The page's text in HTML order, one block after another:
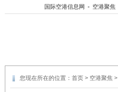
国际空港信息网 - 空港聚焦
您现在所在的位置： 首页 > 空港聚焦 >